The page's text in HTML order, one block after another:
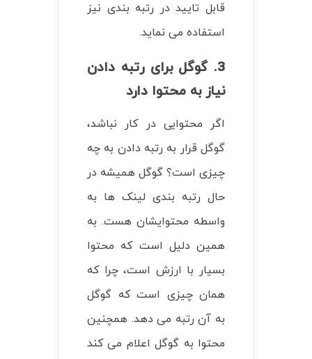
قابل تایید در رتبه بندی نیز
استفاده می نماید.
3. گوگل برای رتبه دادن
نیاز به محتوا دارد
اگر محتوایی در کار نباشد،
گوگل قرار به رتبه دادن به چه
چیزی است؟ گوگل همیشه در
حال رتبه بندی لینک ها به
واسطه محتوایشان هست. به
همین دلیل است که محتوا
بسیار با ارزش است، چرا که
همان چیزی است که گوگل
به آن رتبه می دهد. همچنین
محتوا به گوگل اعلام می کند